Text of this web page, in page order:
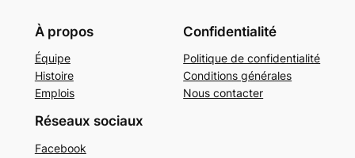
À propos
Équipe
Histoire
Emplois
Confidentialité
Politique de confidentialité
Conditions générales
Nous contacter
Réseaux sociaux
Facebook